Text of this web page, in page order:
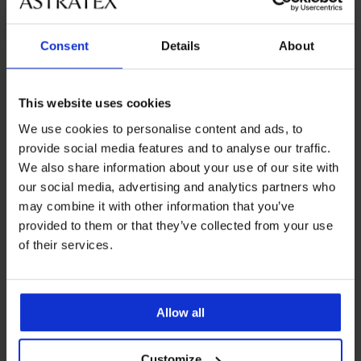
Consent Details About
This website uses cookies
We use cookies to personalise content and ads, to
provide social media features and to analyse our traffic.
We also share information about your use of our site with
our social media, advertising and analytics partners who
may combine it with other information that you’ve
provided to them or that they’ve collected from your use
of their services.
Allow all
-60%-50%
Výpredaj -40%
4,6
37,99
Výpredaj -70%
nočná
košeľa
Ginny
krátka
-30%
4,8
Everly
krátka
Výpredaj -50%
PREMIUM
Nočná
košeľa
DKNY
Spice
dlhá
€
98,99
Výpredaj -40%
5
Nočná
košeľa
Roselyn
krátka
37,99
LIMITED Výpredaj -30%
PREMIUM
Dámska
nočná
košeľa
Bold
City
75,59
Z rovnakej kolekcie